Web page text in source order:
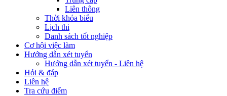
Liên thông
Thời khóa biểu
Lịch thi
Danh sách tốt nghiệp
Cơ hội việc làm
Hướng dẫn xét tuyển
Hướng dẫn xét tuyển - Liên hệ
Hỏi & đáp
Liên hệ
Tra cứu điểm